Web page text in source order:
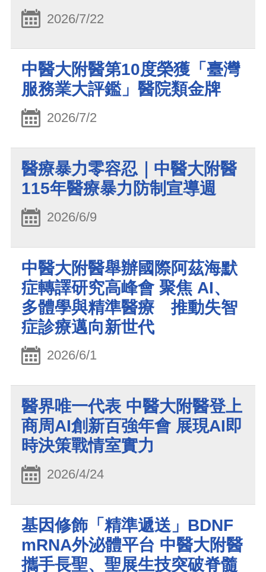
2026/7/22
中醫大附醫第10度榮獲「臺灣
服務業大評鑑」醫院類金牌
2026/7/2
醫療暴力零容忍｜中醫大附醫
115年醫療暴力防制宣導週
2026/6/9
中醫大附醫舉辦國際阿茲海默
症轉譯研究高峰會 聚焦 AI、
多體學與精準醫療 推動失智
症診療邁向新世代
2026/6/1
醫界唯一代表 中醫大附醫登上
商周AI創新百強年會 展現AI即
時決策戰情室實力
2026/4/24
基因修飾「精準遞送」BDNF
mRNA外泌體平台 中醫大附醫
攜手長聖、聖展生技突破脊髓